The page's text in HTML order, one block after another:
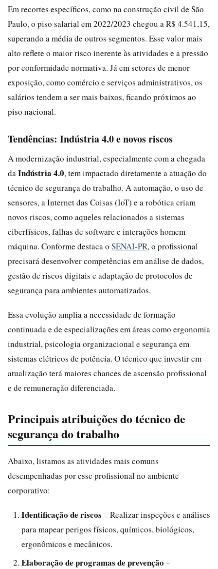
Em recortes específicos, como na construção civil de São
Paulo, o piso salarial em 2022/2023 chegou a R$ 4.541,15,
superando a média de outros segmentos. Esse valor mais
alto reflete o maior risco inerente às atividades e a pressão
por conformidade normativa. Já em setores de menor
exposição, como comércio e serviços administrativos, os
salários tendem a ser mais baixos, ficando próximos ao
piso nacional.
Tendências: Indústria 4.0 e novos riscos
A modernização industrial, especialmente com a chegada
da Indústria 4.0, tem impactado diretamente a atuação do
técnico de segurança do trabalho. A automação, o uso de
sensores, a Internet das Coisas (IoT) e a robótica criam
novos riscos, como aqueles relacionados a sistemas
ciberfísicos, falhas de software e interações homem-
máquina. Conforme destaca o SENAI-PR, o profissional
precisará desenvolver competências em análise de dados,
gestão de riscos digitais e adaptação de protocolos de
segurança para ambientes automatizados.
Essa evolução amplia a necessidade de formação
continuada e de especializações em áreas como ergonomia
industrial, psicologia organizacional e segurança em
sistemas elétricos de potência. O técnico que investir em
atualização terá maiores chances de ascensão profissional
e de remuneração diferenciada.
Principais atribuições do técnico de
segurança do trabalho
Abaixo, listamos as atividades mais comuns
desempenhadas por esse profissional no ambiente
corporativo:
Identificação de riscos – Realizar inspeções e análises
para mapear perigos físicos, químicos, biológicos,
ergonômicos e mecânicos.
Elaboração de programas de prevenção –